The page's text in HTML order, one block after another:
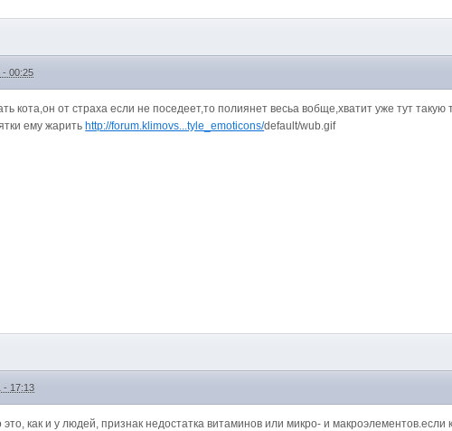
- 00:25
кота,он от страха если не поседеет,то полиянет весьа вобще,хватит уже тут
ему жарить http://forum.klimovs...tyle_emoticons/default/wub.gif
- 17:13
это, как и у людей, признак недостатка витаминов или микро- и